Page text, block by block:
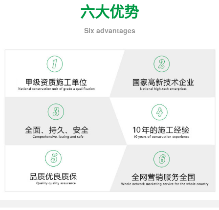
六大优势
Six advantages